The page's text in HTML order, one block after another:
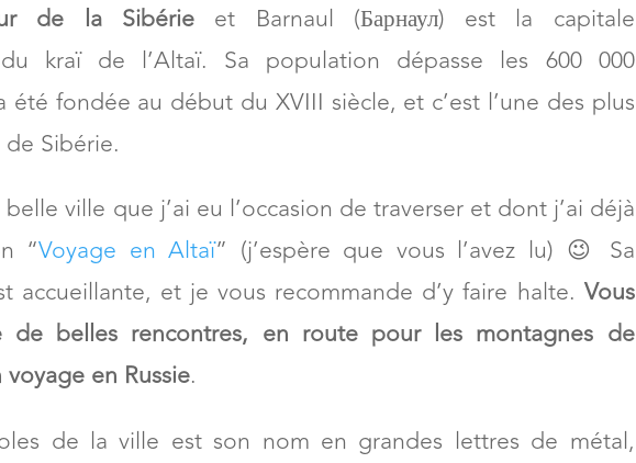
de la Sibérieet Barnaul (Барнаул) est la capitale
kraï de l’Altaï. Sa population dépasse les 600 000
été fondée au début du XVIII siècle, et c’est l’une des plus
Sibérie.
ville que j’ai eu l’occasion de traverser et dont j’ai déjà
“Voyage en Altaï” (j’espère que vous l’avez lu) 😉 Sa
accueillante, et je vous recommande d’y faire halte. Vous
de belles rencontres, en route pour les montagnes de
voyage en Russie.
de la ville est son nom en grandes lettres de métal,